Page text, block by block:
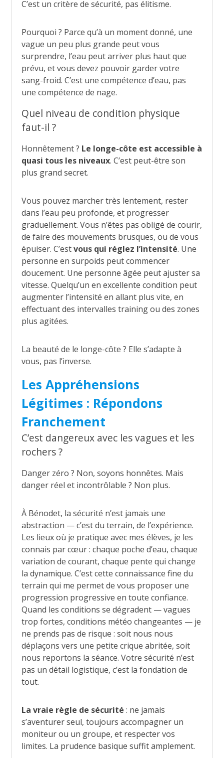
C’est un critère de sécurité, pas élitisme.
Pourquoi ? Parce qu’à un moment donné, une
vague un peu plus grande peut vous
surprendre, l’eau peut arriver plus haut que
prévu, et vous devez pouvoir garder votre
sang-froid. C’est une compétence d’eau, pas
une compétence de nage.
Quel niveau de condition physique
faut-il ?
Honnêtement ? Le longe-côte est accessible à
quasi tous les niveaux. C’est peut-être son
plus grand secret.
Vous pouvez marcher très lentement, rester
dans l’eau peu profonde, et progresser
graduellement. Vous n’êtes pas obligé de courir,
de faire des mouvements brusques, ou de vous
épuiser. C’estvous qui réglez l’intensité. Une
personne en surpoids peut commencer
doucement. Une personne âgée peut ajuster sa
vitesse. Quelqu’un en excellente condition peut
augmenter l’intensité en allant plus vite, en
effectuant des intervalles training ou des zones
plus agitées.
La beauté de le longe-côte ? Elle s’adapte à
vous, pas l’inverse.
Les Appréhensions
Légitimes : Répondons
Franchement
C’est dangereux avec les vagues et les
rochers ?
Danger zéro ? Non, soyons honnêtes. Mais
danger réel et incontrôlable ? Non plus.
À Bénodet, la sécurité n’est jamais une
abstraction — c’est du terrain, de l’expérience.
Les lieux où je pratique avec mes élèves, je les
connais par cœur : chaque poche d’eau, chaque
variation de courant, chaque pente qui change
la dynamique. C’est cette connaissance fine du
terrain qui me permet de vous proposer une
progression progressive en toute confiance.
Quand les conditions se dégradent — vagues
trop fortes, conditions météo changeantes — je
ne prends pas de risque : soit nous nous
déplaçons vers une petite crique abritée, soit
nous reportons la séance. Votre sécurité n’est
pas un détail logistique, c’est la fondation de
tout.
La vraie règle de sécurité : ne jamais
s’aventurer seul, toujours accompagner un
moniteur ou un groupe, et respecter vos
limites. La prudence basique suffit amplement.